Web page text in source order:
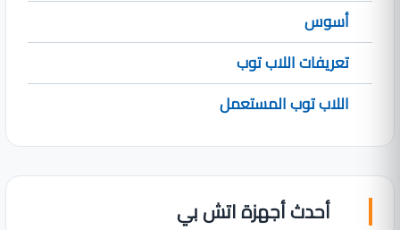
أسوس
تعريفات اللاب توب
اللاب توب المستعمل
أحدث أجهزة اتش بي